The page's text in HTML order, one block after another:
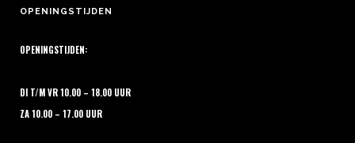
OPENINGSTIJDEN
OPENINGSTIJDEN:
DI T/M VR 10.00 – 18.00 UUR
ZA 10.00 – 17.00 UUR